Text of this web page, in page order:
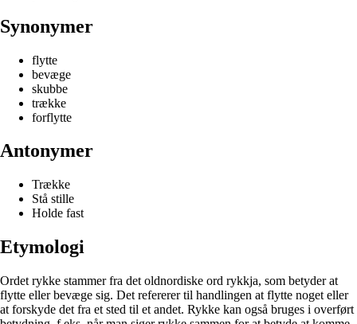
Synonymer
flytte
bevæge
skubbe
trække
forflytte
Antonymer
Trække
Stå stille
Holde fast
Etymologi
Ordet rykke stammer fra det oldnordiske ord rykkja, som betyder at
flytte eller bevæge sig. Det refererer til handlingen at flytte noget eller
at forskyde det fra et sted til et andet. Rykke kan også bruges i overført